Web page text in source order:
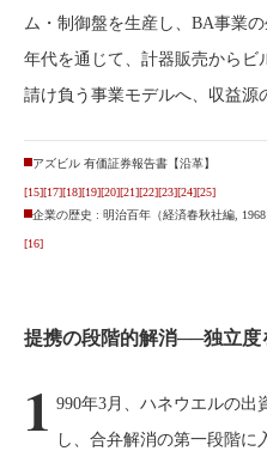
ム・制御盤を生産し、BA事業
年代を通じて、計器販売からビ
請け負う事業モデルへ、収益源
アズビル 有価証券報告書【沿革】
[15][17][18][19][20][21][22][23][24][25]
企業の歴史 : 明治百年（経済春秋社編, 1968
[16]
提携の段階的解消──独立度
1 990年3月、ハネウエルの出
し、合弁解消の第一段階に